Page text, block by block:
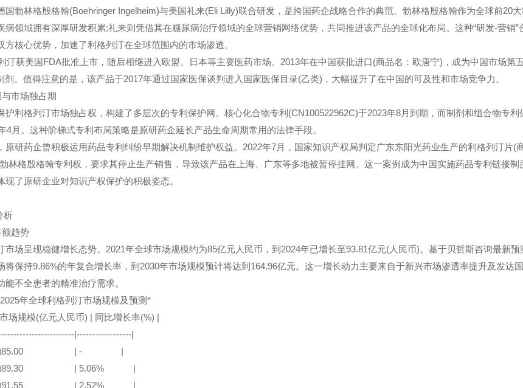
林格殷格翰(Boehringer Ingelheim)与美国礼来(Eli Lilly)联合研发，是跨国药企战略合作的典范。勃林格殷格翰作为全球前20
病领域拥有深厚研发积累;礼来则凭借其在糖尿病治疗领域的全球营销网络优势，共同推进该产品的全球化布局。这种“研发-营销”
方核心优势，加速了利格列汀在全球范围内的市场渗透。
获美国FDA批准上市，随后相继进入欧盟、日本等主要医药市场。2013年在中国获批进口(商品名：欧唐宁)，成为中国市场第
剂。值得注意的是，该产品于2017年通过国家医保谈判进入国家医保目录(乙类)，大幅提升了在中国的可及性和市场竞争力。
市场独占期
格列汀市场独占权，构建了多层次的专利保护网。核心化合物专利(CN100522962C)于2023年8月到期，而制剂和组合物专利
4月。这种阶梯式专利布局策略是原研药企延长产品生命周期常用的法律手段。
药企曾积极运用药品专利纠纷早期解决机制维护权益。2022年7月，国家知识产权局判定广东东阳光药业生产的利格列汀片(
林格殷格翰专利权，要求其停止生产销售，导致该产品在上海、广东等多地被暂停挂网。这一案例成为中国实施药品专利链接制
现了原研企业对知识产权保护的积极姿态。
析
趋势
呈现稳健增长态势。2021年全球市场规模约为85亿元人民币，到2024年已增长至93.81亿元(人民币)。基于贝哲斯咨询最新预
将保持9.86%的年复合增长率，到2030年市场规模预计将达到164.96亿元。这一增长动力主要来自于新兴市场渗透率提升及发达
能不全患者的精准治疗需求。
年全球利格列汀市场规模及预测*
规模(亿元人民币) | 同比增长率(%) |
|------------------|
约85.00 | - |
89.30 | 5.06% |
91.55 | 2.52% |